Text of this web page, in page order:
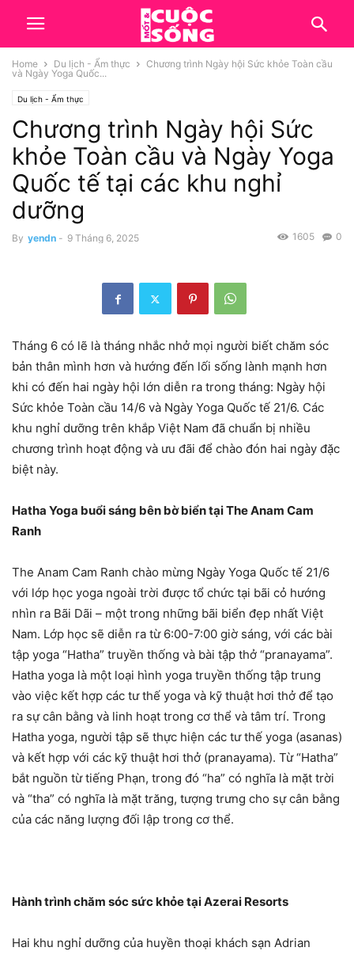
Home Du lịch - Ẩm thực
Chương trình Ngày hội Sức khỏe Toàn cầu
và Ngày Yoga Quốc...
Du lịch - Ẩm thực
Chương trình Ngày hội Sức
khỏe Toàn cầu và Ngày Yoga
Quốc tế tại các khu nghỉ
dưỡng
By yendn - 9 Tháng 6, 2025 0
1605
Tháng 6 có lẽ là tháng nhắc nhở mọi người biết chăm sóc
bản thân mình hơn và hướng đến lối sống lành mạnh hơn
khi có đến hai ngày hội lớn diễn ra trong tháng: Ngày hội
Sức khỏe Toàn cầu 14/6 và Ngày Yoga Quốc tế 21/6. Các
khu nghỉ dưỡng trên khắp Việt Nam đã chuẩn bị nhiều
chương trình hoạt động và ưu đãi để chào đón hai ngày đặc
biệt này.
Hatha Yoga buổi sáng bên bờ biển tại The Anam Cam
Ranh
The Anam Cam Ranh chào mừng Ngày Yoga Quốc tế 21/6
với lớp học yoga ngoài trời được tổ chức tại bãi cỏ hướng
nhìn ra Bãi Dãi – một trong những bãi biển đẹp nhất Việt
Nam. Lớp học sẽ diễn ra từ 6:00-7:00 giờ sáng, với các bài
tập yoga “Hatha” truyền thống và bài tập thở “pranayama”.
Hatha yoga là một loại hình yoga truyền thống tập trung
vào việc kết hợp các tư thế yoga và kỹ thuật hơi thở để tạo
ra sự cân bằng và linh hoạt trong cơ thể và tâm trí. Trong
Hatha yoga, người tập sẽ thực hiện các tư thế yoga (asanas)
và kết hợp với các kỹ thuật hơi thở (pranayama). Từ “Hatha”
bắt nguồn từ tiếng Phạn, trong đó “ha” có nghĩa là mặt trời
và “tha” có nghĩa là mặt trăng, tượng trưng cho sự cân bằng
của các năng lượng đối lập trong cơ thể.
Hành trình chăm sóc sức khỏe tại Azerai Resorts
Hai khu nghỉ dưỡng của huyền thoại khách sạn Adrian